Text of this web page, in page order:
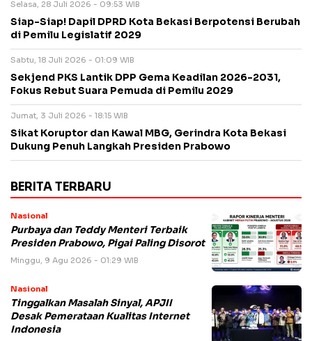
Selasa, 28 Juli 2026 - 09:53 WIB
Siap-Siap! Dapil DPRD Kota Bekasi Berpotensi Berubah
di Pemilu Legislatif 2029
Sabtu, 18 Juli 2026 - 01:09 WIB
Sekjend PKS Lantik DPP Gema Keadilan 2026-2031,
Fokus Rebut Suara Pemuda di Pemilu 2029
Jumat, 3 Juli 2026 - 18:15 WIB
Sikat Koruptor dan Kawal MBG, Gerindra Kota Bekasi
Dukung Penuh Langkah Presiden Prabowo
BERITA TERBARU
Nasional
Purbaya dan Teddy Menteri Terbaik
Presiden Prabowo, Pigai Paling Disorot
Minggu, 9 Agu 2026 - 01:29 WIB
Nasional
Tinggalkan Masalah Sinyal, APJII
Desak Pemerataan Kualitas Internet
Indonesia